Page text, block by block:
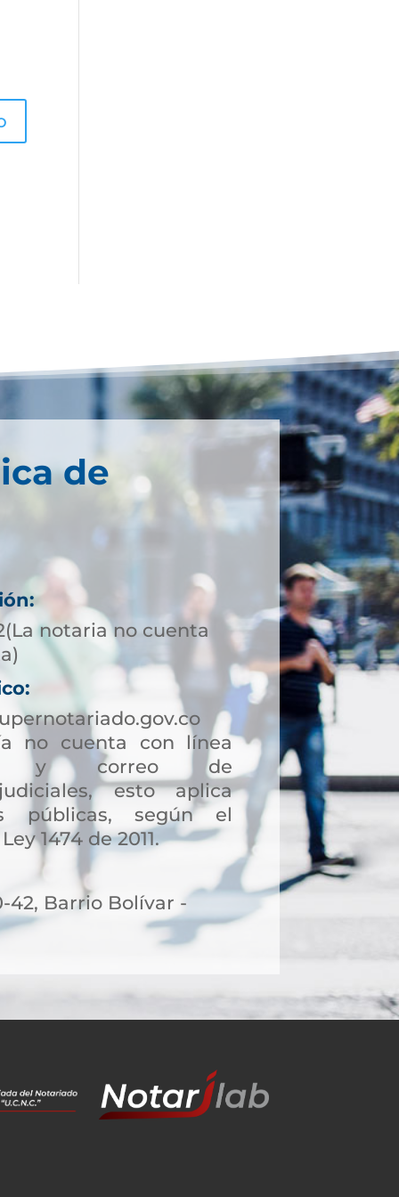
de
notaria no cuenta
no cuenta con línea
y correo de
esto aplica
públicas, según el
1474 de 2011.
42, Barrio Bolívar -